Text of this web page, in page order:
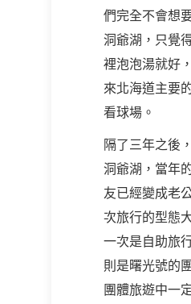
們完全不會想
洞爺湖，只覺
裡泡泡湯就好
來北海道主要
看球場。
隔了三年之後
洞爺湖，當年
友已經變成老
次旅行的型態
一次是自助旅
則是曙光號的
團體旅遊中一